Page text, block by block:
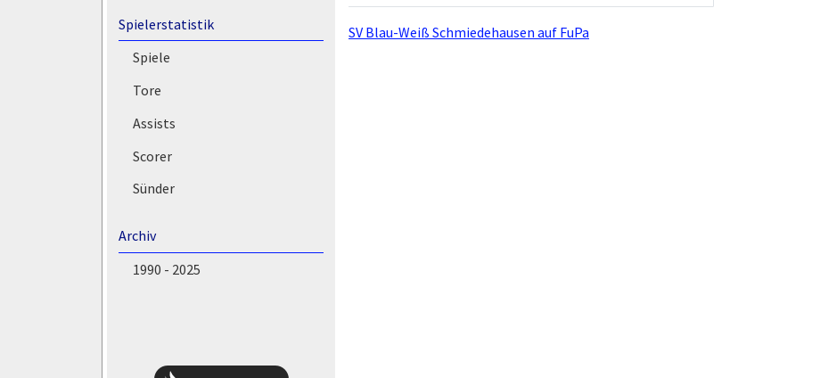
Spielerstatistik
Spiele
Tore
Assists
Scorer
Sünder
Archiv
1990 - 2025
SV Blau-Weiß Schmiedehausen auf FuPa